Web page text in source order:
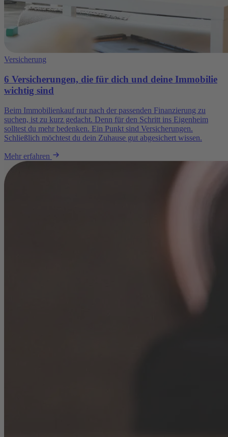
Versicherung
6 Versicherungen, die für dich und deine Immobilie
wichtig sind
Beim Immobilienkauf nur nach der passenden Finanzierung zu
suchen, ist zu kurz gedacht. Denn für den Schritt ins Eigenheim
solltest du mehr bedenken. Ein Punkt sind Versicherungen.
Schließlich möchtest du dein Zuhause gut abgesichert wissen.
Mehr erfahren